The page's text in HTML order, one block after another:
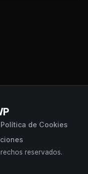
Política de Cookies
reservados.